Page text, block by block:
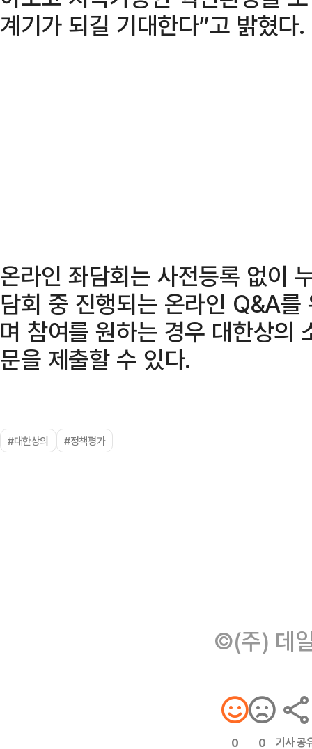
계기가 되길 기대한다”고 밝혔다.
온라인 좌담회는 사전등록 없이
담회 중 진행되는 온라인 Q&A
며 참여를 원하는 경우 대한상의
문을 제출할 수 있다.
#대한상의 #정책평가
©(주) 데
0 0 기사 공